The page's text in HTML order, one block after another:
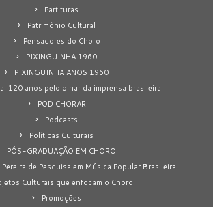
Partituras
Patrimônio Cultural
Pensadores do Choro
PIXINGUINHA 1960
PIXINGUINHA ANOS 1960
120 anos pelo olhar da imprensa brasileira
POD CHORAR
Podcasts
Políticas Culturais
PÓS-GRADUAÇÃO EM CHORO
de Pesquisa em Música Popular Brasileira
Culturais que enfocam o Choro
Promoções